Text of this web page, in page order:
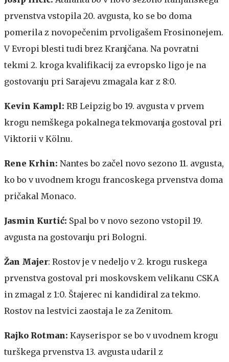
prvenstva vstopila 20. avgusta, ko se bo doma
pomerila z novopečenim prvoligašem Frosinonejem.
V Evropi blesti tudi brez Kranjčana. Na povratni
tekmi 2. kroga kvalifikacij za evropsko ligo je na
gostovanju pri Sarajevu zmagala kar z 8:0.
Kevin Kampl: RB Leipzig bo 19. avgusta v prvem
krogu nemškega pokalnega tekmovanja gostoval pri
Viktorii v Kölnu.
Rene Krhin: Nantes bo začel novo sezono 11. avgusta,
ko bo v uvodnem krogu francoskega prvenstva doma
pričakal Monaco.
Jasmin Kurtić: Spal bo v novo sezono vstopil 19.
avgusta na gostovanju pri Bologni.
Žan Majer: Rostov je v nedeljo v 2. krogu ruskega
prvenstva gostoval pri moskovskem velikanu CSKA
in zmagal z 1:0. Štajerec ni kandidiral za tekmo.
Rostov na lestvici zaostaja le za Zenitom.
Rajko Rotman: Kayserispor se bo v uvodnem krogu
turškega prvenstva 13. avgusta udaril z